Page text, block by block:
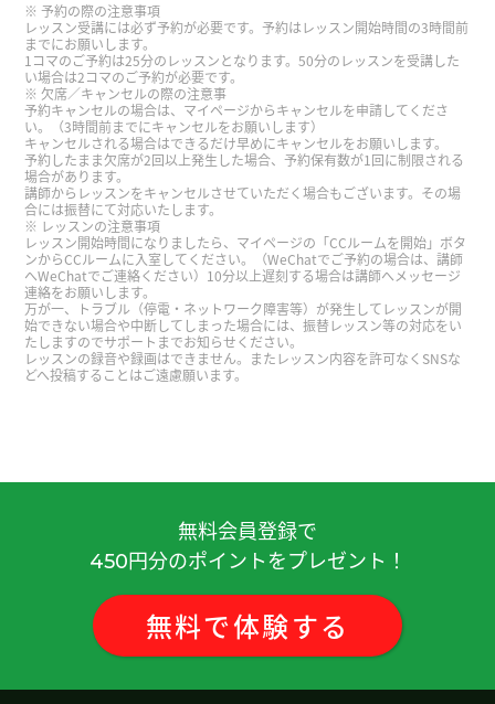
谢谢老师。 即使老年人，我也会努力学习吧。 下次
见！
宋老师 谢谢你的课，总是我跟你一起上课很开心。
下次见！
急にテキストでのレッスンをお願いしたにも関わ
らず対応いただき、ありがとうございました！いつ
も楽しいレッスンであっという間に時間が経ちま
す。
宋老师 谢谢你的课。我很开心跟你聊天。 我期待自
由市场的视频。 下次见！
うまく聞き取れなかったり、うまく話せなくてもリ
ラックスしてレッスンできるので、毎回レッスンが
とても楽しみです。
宋老师 谢谢你的课 。 我也很开心和你会话。感谢给
我这个例子，要复习。 下次见！
予約の際の注意事項
レッスン受講には必ず予約が必要です。予約はレッスン開始時間の3時間前
までにお願いします。
1コマのご予約は25分のレッスンとなります。50分のレッスンを受講した
い場合は2コマのご予約が必要です。
欠席／キャンセルの際の注意事
予約キャンセルの場合は、マイページからキャンセルを申請してくださ
い。（3時間前までにキャンセルをお願いします）
キャンセルされる場合はできるだけ早めにキャンセルをお願いします。
予約したまま欠席が2回以上発生した場合、予約保有数が1回に制限される
場合があります。
講師からレッスンをキャンセルさせていただく場合もございます。その場
合には振替にて対応いたします。
レッスンの注意事項
レッスン開始時間になりましたら、マイページの「CCルームを開始」ボタ
ンからCCルームに入室してください。（WeChatでご予約の場合は、講師
へWeChatでご連絡ください）10分以上遅刻する場合は講師へメッセージ
連絡をお願いします。
万が一、トラブル（停電・ネットワーク障害等）が発生してレッスンが開
始できない場合や中断してしまった場合には、振替レッスン等の対応をい
たしますのでサポートまでお知らせください。
レッスンの録音や録画はできません。またレッスン内容を許可なくSNSな
どへ投稿することはご遠慮願います。
無料会員登録で
450円分のポイントをプレゼント！
無料で体験する